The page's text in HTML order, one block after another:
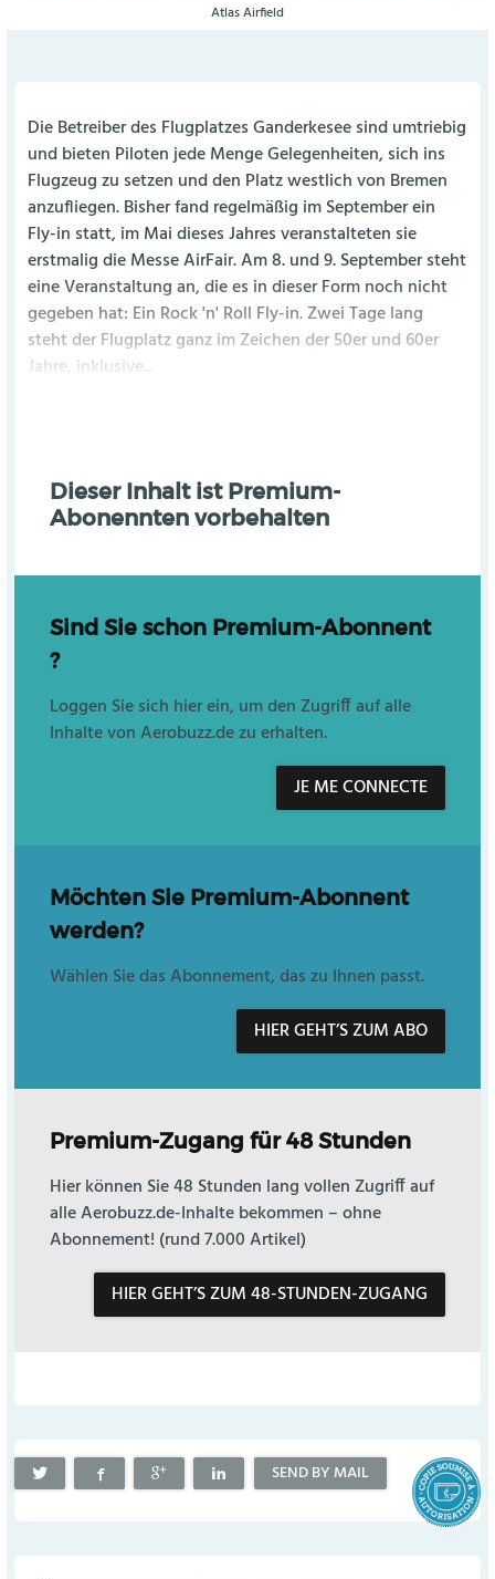
Atlas Airfield
Die Betreiber des Flugplatzes Ganderkesee sind umtriebig
und bieten Piloten jede Menge Gelegenheiten, sich ins
Flugzeug zu setzen und den Platz westlich von Bremen
anzufliegen. Bisher fand regelmäßig im September ein
Fly-in statt, im Mai dieses Jahres veranstalteten sie
erstmalig die Messe AirFair. Am 8. und 9. September steht
eine Veranstaltung an, die es in dieser Form noch nicht
gegeben hat: Ein Rock 'n' Roll Fly-in. Zwei Tage lang
steht der Flugplatz ganz im Zeichen der 50er und 60er
Jahre, inklusive...
Dieser Inhalt ist Premium-
Abonennten vorbehalten
Sind Sie schon Premium-Abonnent
?
Loggen Sie sich hier ein, um den Zugriff auf alle
Inhalte von Aerobuzz.de zu erhalten.
JE ME CONNECTE
Möchten Sie Premium-Abonnent
werden?
Wählen Sie das Abonnement, das zu Ihnen passt.
HIER GEHT’S ZUM ABO
Premium-Zugang für 48 Stunden
Hier können Sie 48 Stunden lang vollen Zugriff auf
alle Aerobuzz.de-Inhalte bekommen – ohne
Abonnement! (rund 7.000 Artikel)
HIER GEHT’S ZUM 48-STUNDEN-ZUGANG
SEND BY MAIL